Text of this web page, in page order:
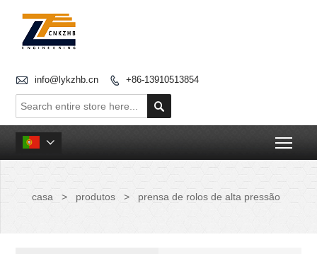
 info@lykzhb.cn  +86-13910513854


casa > produtos > prensa de rolos de alta pressão